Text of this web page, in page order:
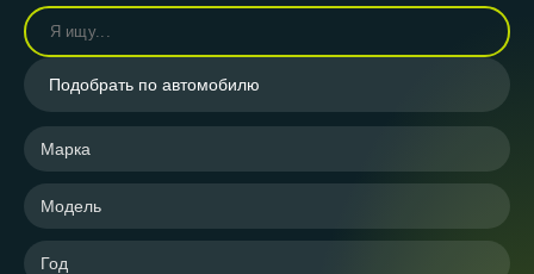
Подобрать по автомобилю
Марка
Модель
Год